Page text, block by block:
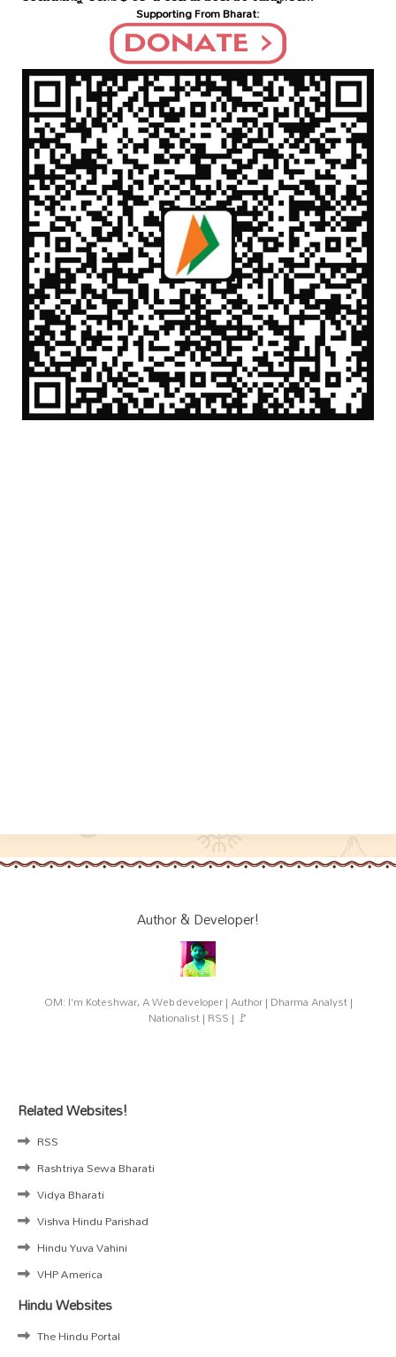
Supporting From Bharat:
Author & Developer!
OM: I'm Koteshwar, A Web developer | Author | Dharma Analyst |
Nationalist | RSS | 🚩
Related Websites!
RSS
Rashtriya Sewa Bharati
Vidya Bharati
Vishva Hindu Parishad
Hindu Yuva Vahini
VHP America
Hindu Websites
The Hindu Portal